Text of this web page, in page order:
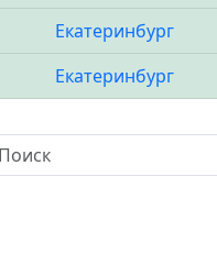
Екатеринбург
Екатеринбург